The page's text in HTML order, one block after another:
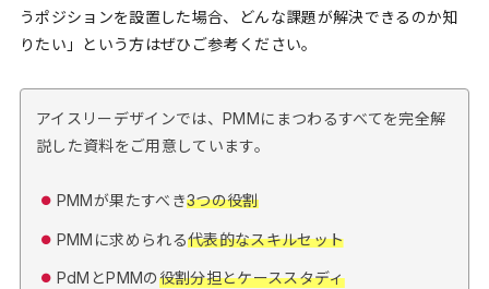
うポジションを設置した場合、どんな課題が解決できるのか知
りたい」という方はぜひご参考ください。
アイスリーデザインでは、PMMにまつわるすべてを完全解
説した資料をご用意しています。
PMMが果たすべき3つの役割
PMMに求められる代表的なスキルセット
PdMとPMMの役割分担とケーススタディ